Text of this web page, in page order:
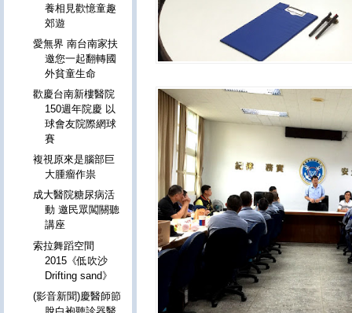
養相見歡憶童趣
郊遊
愛無界 南台南家扶
邀您一起翻轉國
外貧童生命
歡慶台南新樓醫院
150週年院慶 以
球會友院際網球
賽
複視原來是腦部巨
大腫瘤作祟
成大醫院糖尿病活
動 邀民眾闖關聽
講座
索拉舞蹈空間
2015《低吹沙
Drifting sand》
(影音新聞)慶醫師節